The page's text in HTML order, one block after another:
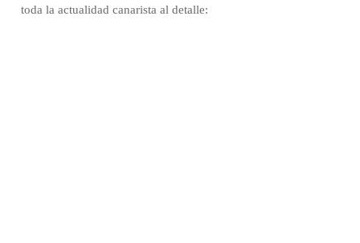
toda la actualidad canarista al detalle: